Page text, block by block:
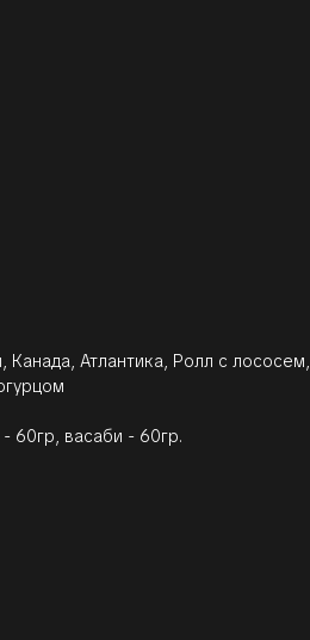
Атлантика, Ролл с лососем,
60гр, васаби - 60гр.